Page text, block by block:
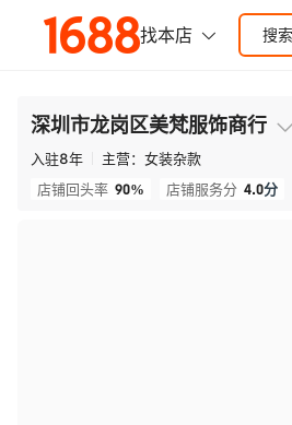
深圳市龙岗区美梵服饰商行
入驻8年 主营： 女装杂款
店铺回头率 90% 店铺服务分 4.0分